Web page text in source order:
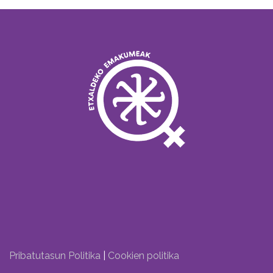
Pribatutasun Politika Cookien politika